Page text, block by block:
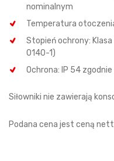
nominalnym
Temperatura
Stopień ochrony: Klasa
0140-1)
Ochrona: IP 54 zgodnie
Siłowniki nie zawierają
Podana cena jest ceną